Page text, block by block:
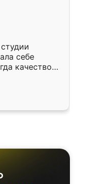
себе
качеством
уже почти